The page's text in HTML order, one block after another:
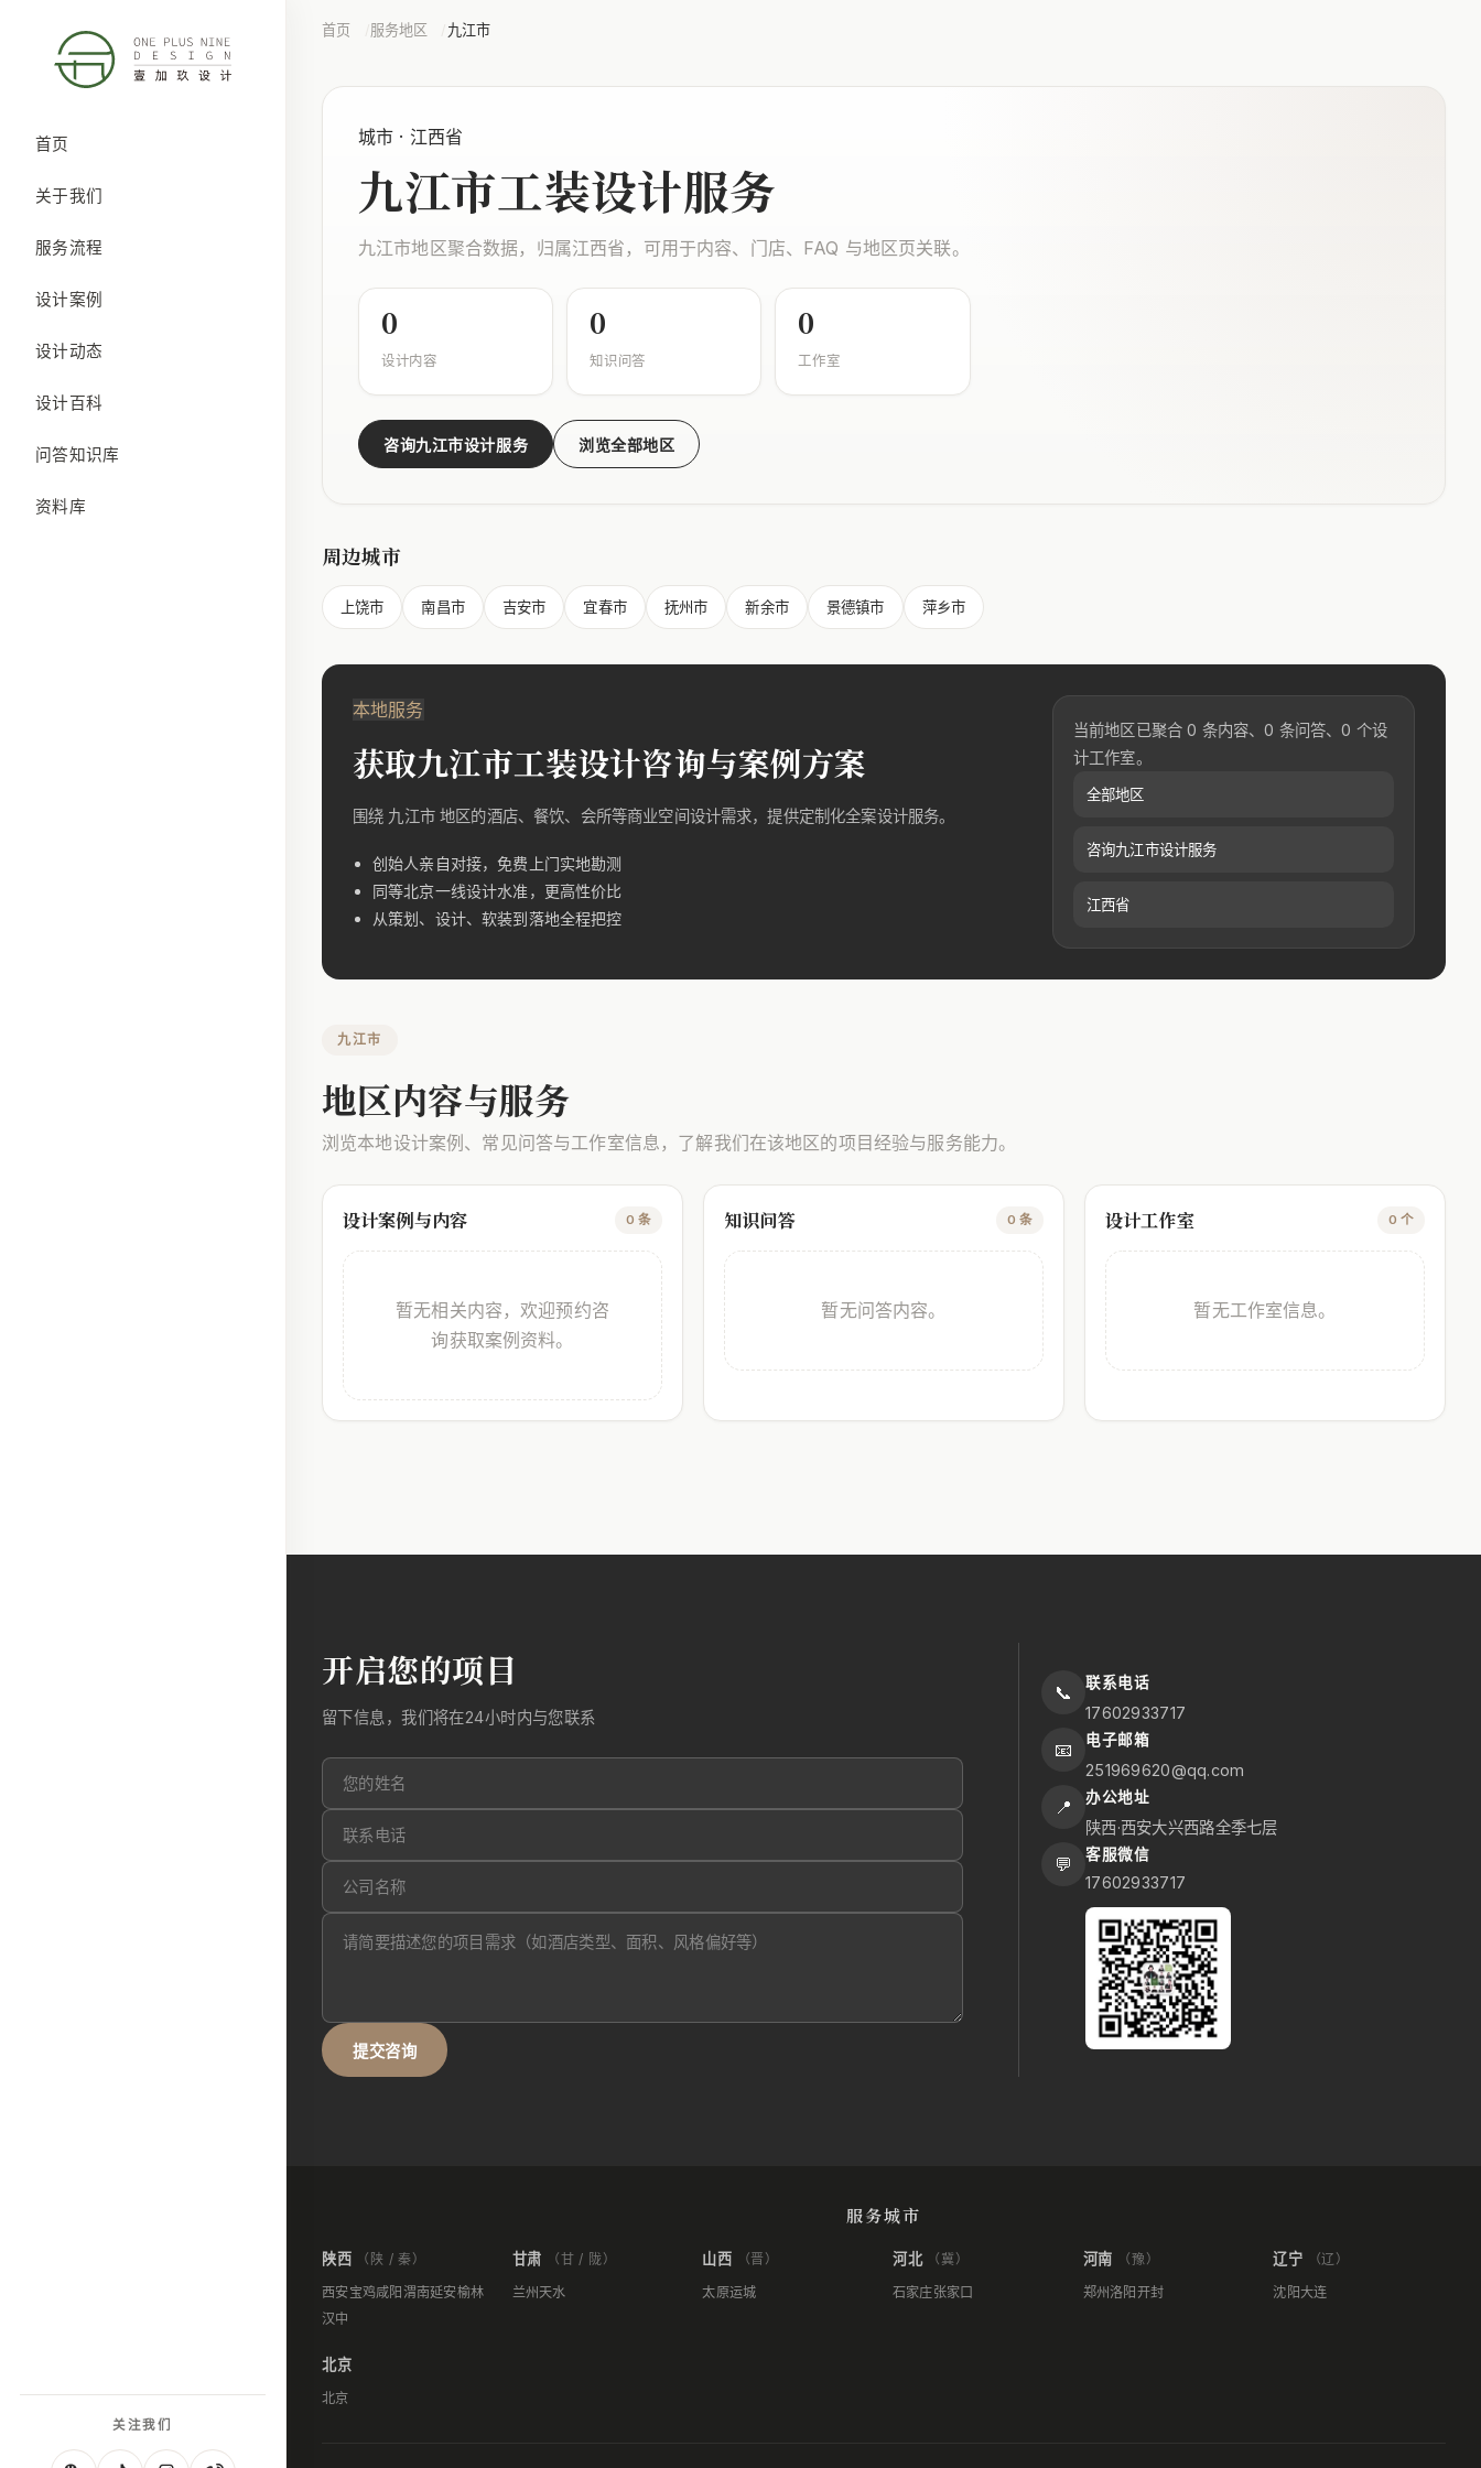
首页
关于我们
服务流程
设计案例
设计动态
设计百科
问答知识库
资料库
关注我们
首页 服务地区 九江市
城市 · 江西省
九江市工装设计服务
九江市地区聚合数据，归属江西省，可用于内容、门店、FAQ 与地区页关联。
0
设计内容
0
知识问答
0
工作室
咨询九江市设计服务 浏览全部地区
周边城市
上饶市 南昌市 吉安市 宜春市 抚州市 新余市 景德镇市 萍乡市
本地服务
获取九江市工装设计咨询与案例方案
围绕 九江市 地区的酒店、餐饮、会所等商业空间设计需求，提供定制化全案设计服务。
创始人亲自对接，免费上门实地勘测
同等北京一线设计水准，更高性价比
从策划、设计、软装到落地全程把控
当前地区已聚合 0 条内容、0 条问答、0 个设
计工作室。
全部地区
咨询九江市设计服务
江西省
九江市
地区内容与服务
浏览本地设计案例、常见问答与工作室信息，了解我们在该地区的项目经验与服务能力。
设计案例与内容 0 条
暂无相关内容，欢迎预约咨
询获取案例资料。
知识问答 0 条
暂无问答内容。
设计工作室 0 个
暂无工作室信息。
开启您的项目
留下信息，我们将在24小时内与您联系
提交咨询
📞 联系电话
17602933717
📧 电子邮箱
251969620@qq.com
📍 办公地址
陕西·西安大兴西路全季七层
💬 客服微信
17602933717
服务城市
陕西
（陕 / 秦）
西安宝鸡咸阳 渭南延安榆林
汉中
甘肃
（甘 / 陇）
兰州 天水
山西
（晋）
太原运城
河北
（冀）
石家庄张家口
河南
（豫）
郑州 洛阳 开封
辽宁
（辽）
沈阳大连
北京
北京